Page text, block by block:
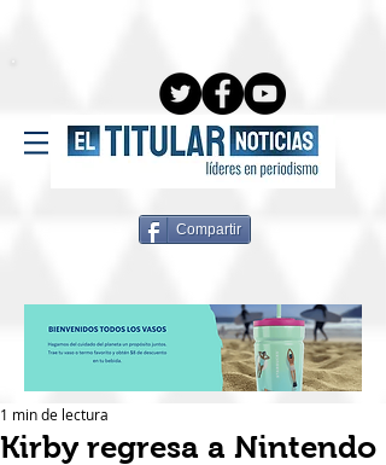
Compartir
Kirby regresa a Nintendo
1 min de lectura